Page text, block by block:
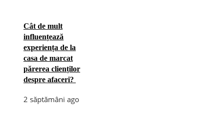
Cât de mult
influențează
experiența de la
casa de marcat
părerea clienților
despre afaceri?
2 săptămâni ago